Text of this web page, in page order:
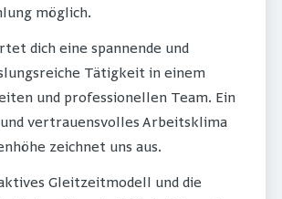
möglich.
dich eine spannende und
Tätigkeit in einem
und professionellen Team. Ein
vertrauensvolles Arbeitsklima
zeichnet uns aus.
Gleitzeitmodell und die